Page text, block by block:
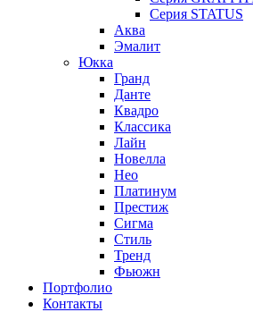
Серия STATUS
Аква
Эмалит
Юкка
Гранд
Данте
Квадро
Классика
Лайн
Новелла
Нео
Платинум
Престиж
Сигма
Стиль
Тренд
Фьюжн
Портфолио
Контакты